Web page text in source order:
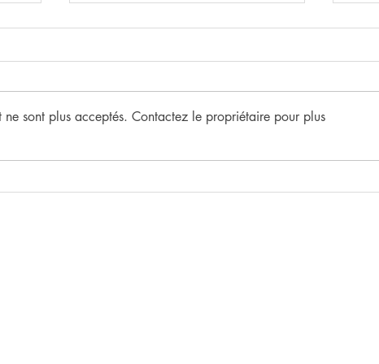
1 CYGNE, 4
ne sont plus acceptés. Contactez le propriétaire pour plus